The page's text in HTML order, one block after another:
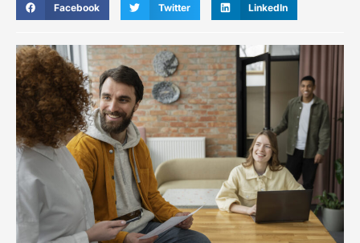
Facebook Twitter LinkedIn